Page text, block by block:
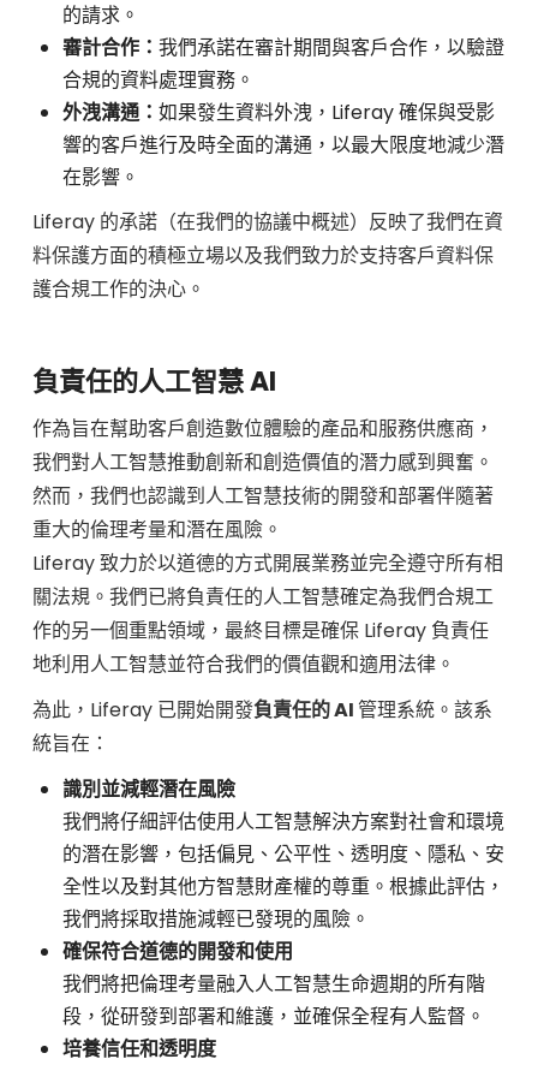
的請求。
審計合作：我們承諾在審計期間與客戶合作，以驗證
合規的資料處理實務。
外洩溝通：如果發生資料外洩，Liferay 確保與受影
響的客戶進行及時全面的溝通，以最大限度地減少潛
在影響。
Liferay 的承諾（在我們的協議中概述）反映了我們在資
料保護方面的積極立場以及我們致力於支持客戶資料保
護合規工作的決心。
負責任的人工智慧 AI
作為旨在幫助客戶創造數位體驗的產品和服務供應商，
我們對人工智慧推動創新和創造價值的潛力感到興奮。
然而，我們也認識到人工智慧技術的開發和部署伴隨著
重大的倫理考量和潛在風險。
Liferay 致力於以道德的方式開展業務並完全遵守所有相
關法規。我們已將負責任的人工智慧確定為我們合規工
作的另一個重點領域，最終目標是確保 Liferay 負責任
地利用人工智慧並符合我們的價值觀和適用法律。
為此，Liferay 已開始開發負責任的 AI管理系統。該系
統旨在：
識別並減輕潛在風險
我們將仔細評估使用人工智慧解決方案對社會和環境
的潛在影響，包括偏見、公平性、透明度、隱私、安
全性以及對其他方智慧財產權的尊重。根據此評估，
我們將採取措施減輕已發現的風險。
確保符合道德的開發和使用
我們將把倫理考量融入人工智慧生命週期的所有階
段，從研發到部署和維護，並確保全程有人監督。
培養信任和透明度